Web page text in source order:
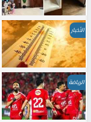
الأخبار
الرياضة